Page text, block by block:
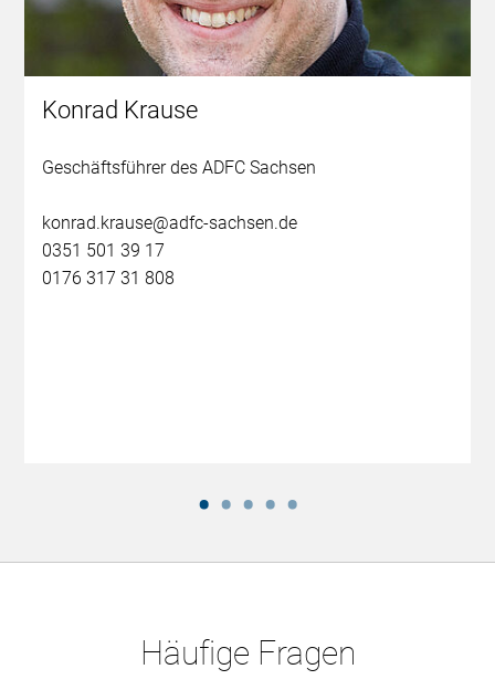
Konrad Krause
Geschäftsführer des ADFC Sachsen
konrad.krause@adfc-sachsen.de
0351 501 39 17
0176 317 31 808
Häufige Fragen